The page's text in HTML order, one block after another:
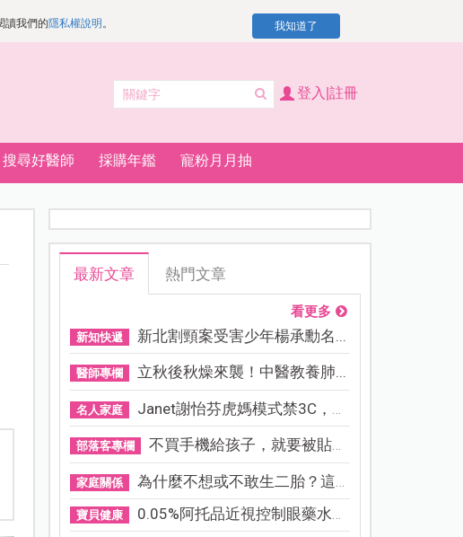
讀我們的隱私權說明 。 我知道了
登入|註冊
搜尋好醫師 採購年鑑 寵粉月月抽
最新文章 熱門文章
看更多
新知快遞 新北割頸案受害少年楊承勳名...
醫師專欄 立秋後秋燥來襲！中醫教養肺...
名人家庭 Janet謝怡芬虎媽模式禁3C，看...
部落客專欄 不買手機給孩子，就要被貼「...
家庭關係 為什麼不想或不敢生二胎？這8...
寶貝健康 0.05%阿托品近視控制眼藥水納...